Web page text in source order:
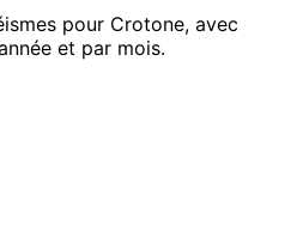
pour Crotone, avec
et par mois.